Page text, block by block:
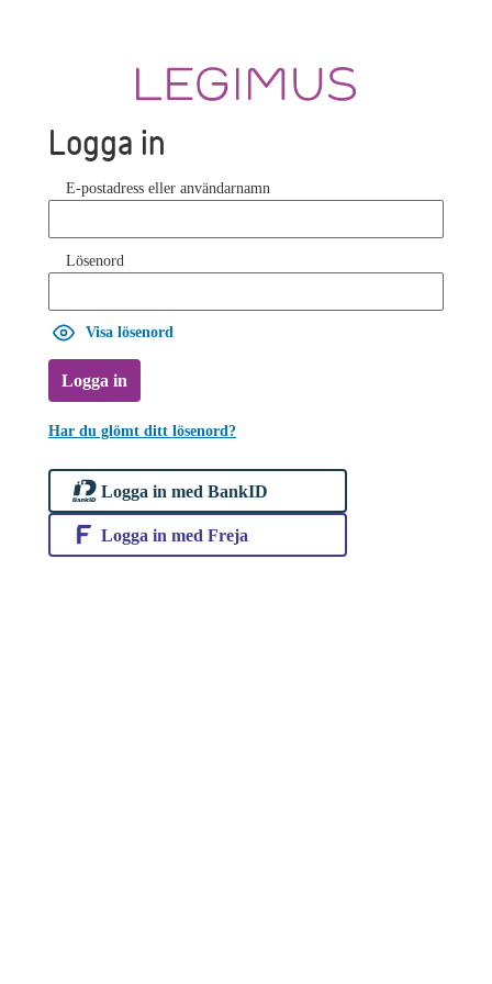
Logga in
E-postadress eller användarnamn
Lösenord
Visa lösenord
Logga in
Har du glömt ditt lösenord?
Logga in med BankID
Logga in med Freja